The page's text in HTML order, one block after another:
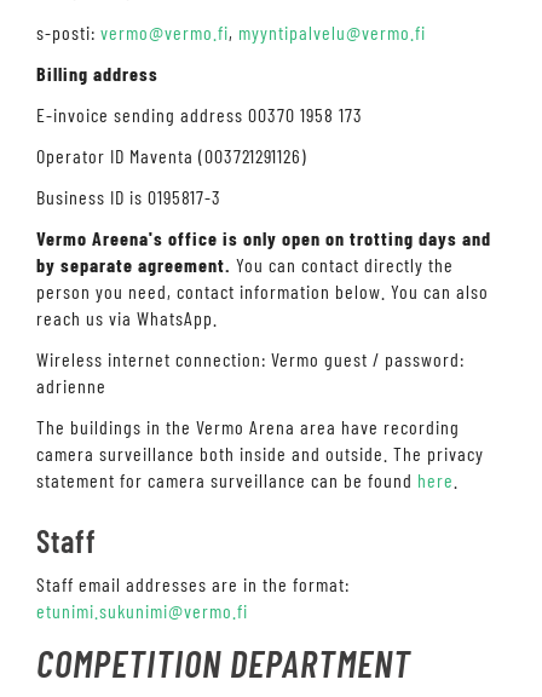
s-posti: vermo@vermo.fi, myyntipalvelu@vermo.fi
Billing address
E-invoice sending address 00370 1958 173
Operator ID Maventa (003721291126)
Business ID is 0195817-3
Vermo Areena's office is only open on trotting days and
by separate agreement. You can contact directly the
person you need, contact information below. You can also
reach us via WhatsApp.
Wireless internet connection: Vermo guest / password:
adrienne
The buildings in the Vermo Arena area have recording
camera surveillance both inside and outside. The privacy
statement for camera surveillance can be found here
Staff
Staff email addresses are in the format:
etunimi.sukunimi@vermo.fi
COMPETITION DEPARTMENT